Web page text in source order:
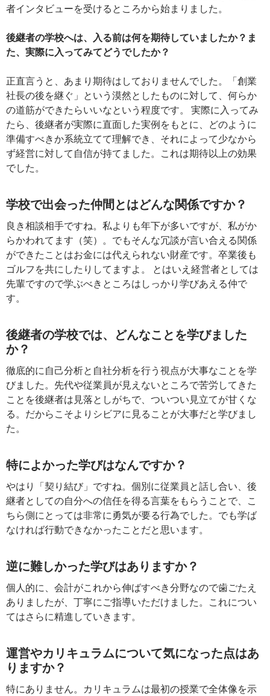
者インタビューを受けるところから始まりました。
後継者の学校へは、入る前は何を期待していましたか？ま
た、実際に入ってみてどうでしたか？
正直言うと、あまり期待はしておりませんでした。「創業
社長の後を継ぐ」という漠然としたものに対して、何らか
の道筋ができたらいいなという程度です。 実際に入ってみ
たら、後継者が実際に直面した実例をもとに、どのように
準備すべきか系統立てて理解でき、それによって少なから
ず経営に対して自信が持てました。これは期待以上の効果
でした。
学校で出会った仲間とはどんな関係ですか？
良き相談相手ですね。私よりも年下が多いですが、私がか
らかわれてます（笑）。でもそんな冗談が言い合える関係
ができたことはお金には代えられない財産です。卒業後も
ゴルフを共にしたりしてますよ。 とはいえ経営者としては
先輩ですので学ぶべきところはしっかり学びあえる仲で
す。
後継者の学校では、どんなことを学びました
か？
徹底的に自己分析と自社分析を行う視点が大事なことを学
びました。先代や従業員が見えないところで苦労してきた
ことを後継者は見落としがちで、ついつい見立てが甘くな
る。だからこそよりシビアに見ることが大事だと学びまし
た。
特によかった学びはなんですか？
やはり「契り結び」ですね。個別に従業員と話し合い、後
継者としての自分への信任を得る言葉をもらうことで、こ
ちら側にとっては非常に勇気が要る行為でした。でも学ば
なければ行動できなかったことだと思います。
逆に難しかった学びはありますか？
個人的に、会計がこれから伸ばすべき分野なので歯ごたえ
ありましたが、丁寧にご指導いただけました。これについ
てはさらに精進していきます。
運営やカリキュラムについて気になった点はあ
りますか？
特にありません。カリキュラムは最初の授業で全体像を示